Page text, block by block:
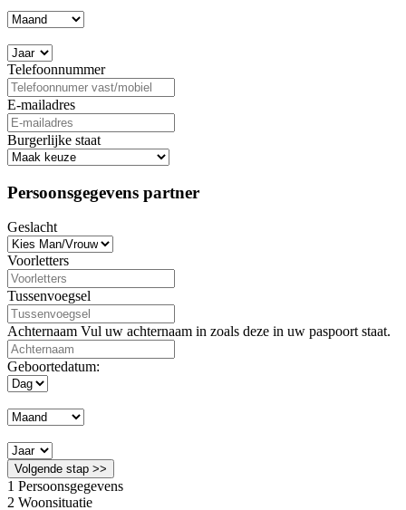
Telefoonnummer
E-mailadres
Burgerlijke staat
Persoonsgegevens partner
Geslacht
Voorletters
Tussenvoegsel
Achternaam Vul uw achternaam in zoals deze in uw paspoort staat.
Geboortedatum:
Volgende stap >>
1 Persoonsgegevens
2 Woonsituatie